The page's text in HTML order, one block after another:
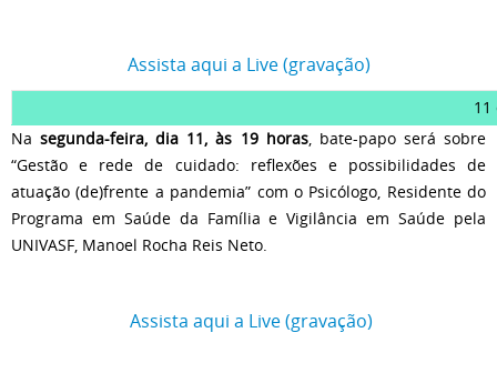
Assista aqui a Live (gravação)
11
Nasegunda-feira, dia 11, às 19 horas, bate-papo será sobre
“Gestão e rede de cuidado: reflexões e possibilidades de
atuação (de)frente a pandemia” com o Psicólogo, Residente do
Programa em Saúde da Família e Vigilância em Saúde pela
UNIVASF, Manoel Rocha Reis Neto.
Assista aqui a Live (gravação)